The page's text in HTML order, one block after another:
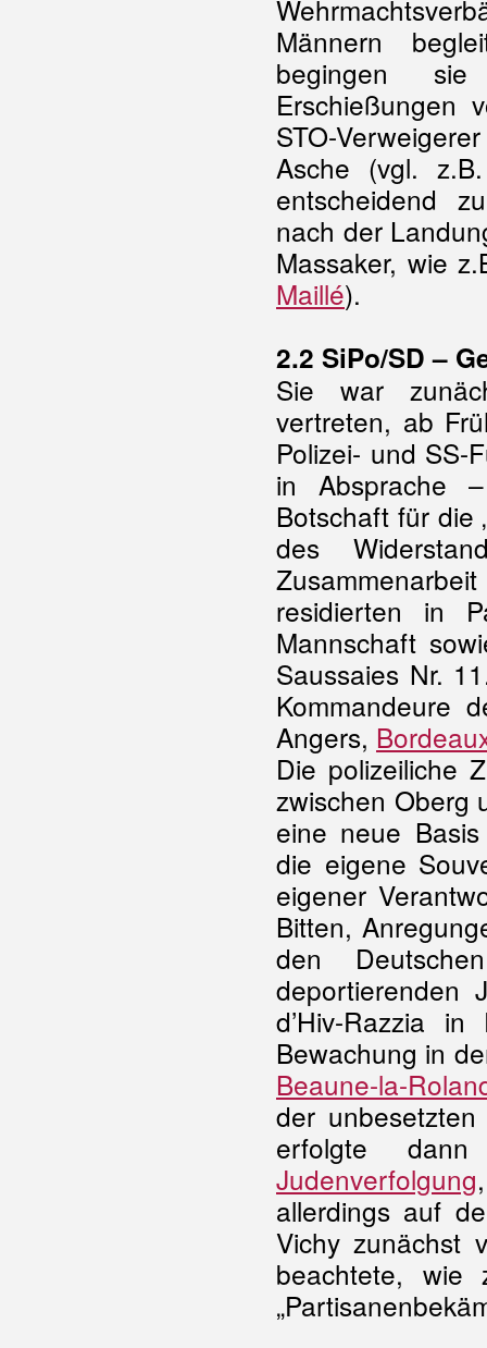
Männern
begingen sie
Erschießungen
STO-
Asche (vgl.
entscheidend
nach der
Massaker, wie
Maillé).
2.2 SiPo/SD –
Sie war
vertreten, ab
Polizei- und SS-
in Absprache
Botschaft für die
des
residierten in
Mannschaft
Saussaies Nr.
Kommandeure
Angers,
Die polizeiliche
zwischen Oberg
eine neue
die eigene
eigener
Bitten,
den
deportierenden
d’Hiv-Razzia
Bewachung in
Beaune-la-
der
erfolgte
Judenverfolgung
allerdings auf
Vichy zunächst
beachtete,